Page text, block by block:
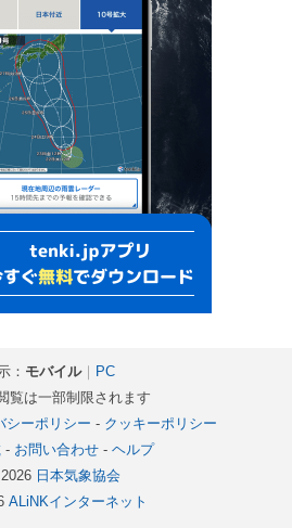
： モバイル｜
PC
覧は一部制限されます
シーポリシー - クッキーポリシー
- お問い合わせ- ヘルプ
日本気象協会
ALiNKインターネット